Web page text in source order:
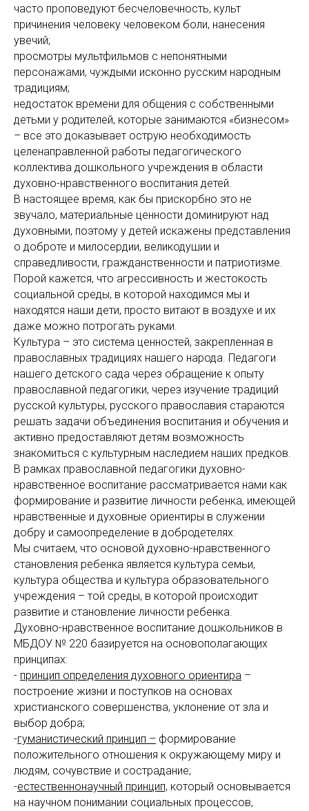
часто проповедуют бесчеловечность, культ
причинения человеку человеком боли, нанесения
увечий;
просмотры мультфильмов с непонятными
персонажами, чуждыми исконно русским народным
традициям;
недостаток времени для общения с собственными
детьми у родителей, которые занимаются «бизнесом»
– все это доказывает острую необходимость
целенаправленной работы педагогического
коллектива дошкольного учреждения в области
духовно-нравственного воспитания детей.
В настоящее время, как бы прискорбно это не
звучало, материальные ценности доминируют над
духовными, поэтому у детей искажены представления
о доброте и милосердии, великодушии и
справедливости, гражданственности и патриотизме.
Порой кажется, что агрессивность и жестокость
социальной среды, в которой находимся мы и
находятся наши дети, просто витают в воздухе и их
даже можно потрогать руками.
Культура – это система ценностей, закрепленная в
православных традициях нашего народа. Педагоги
нашего детского сада через обращение к опыту
православной педагогики, через изучение традиций
русской культуры, русского православия стараются
решать задачи объединения воспитания и обучения и
активно предоставляют детям возможность
знакомиться с культурным наследием наших предков.
В рамках православной педагогики духовно-
нравственное воспитание рассматривается нами как
формирование и развитие личности ребенка, имеющей
нравственные и духовные ориентиры в служении
добру и самоопределение в добродетелях.
Мы считаем, что основой духовно-нравственного
становления ребенка является культура семьи,
культура общества и культура образовательного
учреждения – той среды, в которой происходит
развитие и становление личности ребенка.
Духовно-нравственное воспитание дошкольников в
МБДОУ № 220 базируется на основополагающих
принципах:
- принцип определения духовного ориентира –
построение жизни и поступков на основах
христианского совершенства, уклонение от зла и
выбор добра;
-гуманистический принцип – формирование
положительного отношения к окружающему миру и
людям, сочувствие и сострадание;
-естественнонаучный принцип, который основывается
на научном понимании социальных процессов,